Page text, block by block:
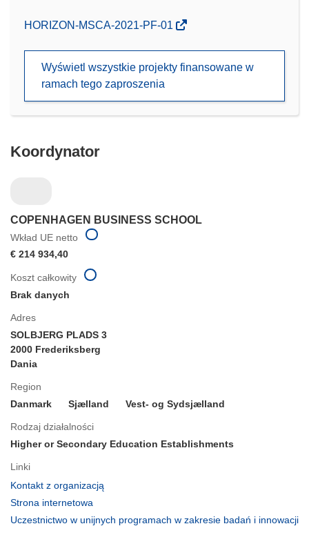
(odnośnik
nowym
HORIZON-MSCA-2021-PF-01
Wyświetl wszystkie projekty finansowane w
ramach tego zaproszenia
Koordynator
COPENHAGEN BUSINESS SCHOOL
Wkład UE netto
€ 214 934,40
Adres
SOLBJERG PLADS 3
2000 Frederiksberg
Dania
Region
Danmark
Sjælland Vest- og Sydsjælland
Rodzaj działalności
Higher or Secondary Education Establishments
Linki
Kontakt z organizacją
Strona internetowa
otworzy
Uczestnictwo w unijnych programach w zakresie badań i innowacji
Koszt całkowity
Brak danych